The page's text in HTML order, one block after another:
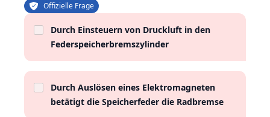
Offizielle Frage
Durch Einsteuern von Druckluft in den
Federspeicherbremszylinder
Durch Auslösen eines Elektromagneten
betätigt die Speicherfeder die Radbremse